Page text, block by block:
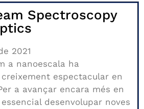
Spectroscopy
2021
a nanoescala ha
espectacular en
a avançar encara més en
desenvolupar noves